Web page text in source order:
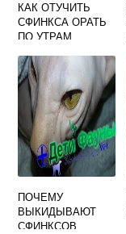
КАК ОТУЧИТЬ
СФИНКСА ОРАТЬ
ПО УТРАМ
ПОЧЕМУ
ВЫКИДЫВАЮТ
СФИНКСОВ